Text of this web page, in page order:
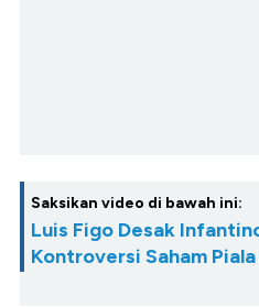
Saksikan video di bawah ini:
Luis Figo Desak
Kontroversi Saham Piala